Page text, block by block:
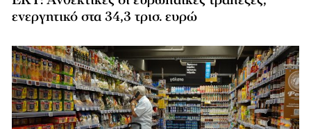
ενεργητικό στα 34,3 τρισ. ευρώ